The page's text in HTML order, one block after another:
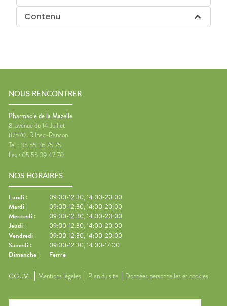
Contenu
NOUS RENCONTRER
Pharmacie de la Mazelle
8, avenue du 14 Juillet
87570 Rilhac-Rancon
Tel : 05 55 36 75 75
Fax : 05 55 39 47 70
NOS HORAIRES
Lundi :
09:00-12:30, 14:00-20:00
Mardi :
09:00-12:30, 14:00-20:00
Mercredi :
09:00-12:30, 14:00-20:00
Jeudi :
09:00-12:30, 14:00-20:00
Vendredi :
09:00-12:30, 14:00-20:00
Samedi :
09:00-12:30, 14:00-17:00
Dimanche : Fermé
CGUVL Mentions légales Plan du site Données personnelles et cookies